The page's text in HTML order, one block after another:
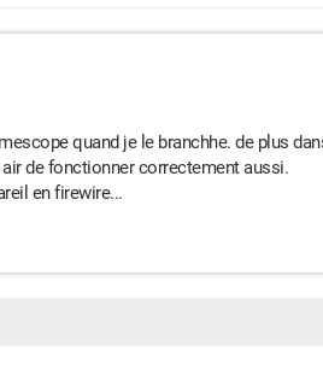
quand je le branchhe. de plus
de fonctionner correctement aussi.
en firewire...